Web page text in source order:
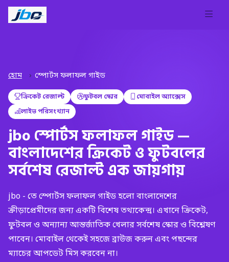
হোম স্পোর্টস ফলাফল গাইড
ক্রিকেট রেজাল্ট ফুটবল স্কোর
মোবাইল অ্যাক্সেস
লাইভ পরিসংখ্যান
jbo স্পোর্টস ফলাফল গাইড —
বাংলাদেশের ক্রিকেট ও ফুটবলের
সর্বশেষ রেজাল্ট এক জায়গায়
jbo - তে স্পোর্টস ফলাফল গাইড হলো বাংলাদেশের
ক্রীড়াপ্রেমীদের জন্য একটি বিশেষ তথ্যকেন্দ্র। এখানে ক্রিকেট,
ফুটবল ও অন্যান্য আন্তর্জাতিক খেলার সর্বশেষ স্কোর ও বিশ্লেষণ
পাবেন। মোবাইল থেকেই সহজে ব্রাউজ করুন এবং পছন্দের
ম্যাচের আপডেট মিস করবেন না।